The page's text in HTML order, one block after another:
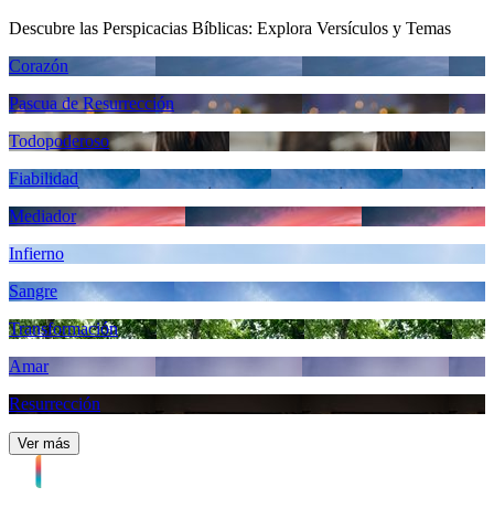
Descubre las Perspicacias Bíblicas: Explora Versículos y Temas
Corazón
Pascua de Resurrección
Todopoderoso
Fiabilidad
Mediador
Infierno
Sangre
Transformación
Amar
Resurrección
Ver más